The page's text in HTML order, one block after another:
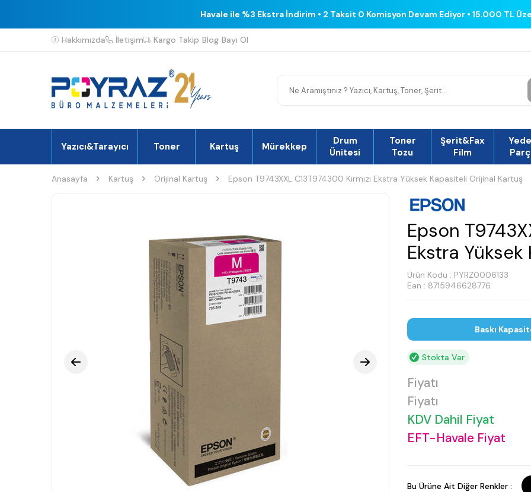
Havale ile %3 Ekstra İndirim • 2 Taksit 0 Komisyon Devam Ediyor • 15.000 TL
Hakkımızda İletişim Kargo Takip Blog Bayi Ol
Yazıcı&Tarayıcı Toner Kartuş Mürekkep
Drum
Ünitesi
Toner
Tozu
Şerit&Fax
Film
Anasayfa Kartuş Orijinal Kartuş Epson T9743XXL C13T974300 Kırmızı Ekstra Yüksek Kapasiteli Orijinal Kartuş
Epson
Ekstra
Ürün Kodu : PYRZ0006133
Ean : 8715946628776
Baskı
Stokta Var
Fiyatı
Fiyatı
KDV Dahil Fiyat
EFT-Havale Fiyat
Bu Ürüne Ait Diğer Renkler :